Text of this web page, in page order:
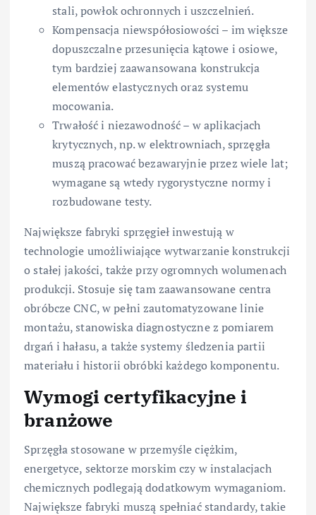
stali, powłok ochronnych i uszczelnień.
Kompensacja niewspółosiowości – im większe
dopuszczalne przesunięcia kątowe i osiowe,
tym bardziej zaawansowana konstrukcja
elementów elastycznych oraz systemu
mocowania.
Trwałość i niezawodność – w aplikacjach
krytycznych, np. w elektrowniach, sprzęgła
muszą pracować bezawaryjnie przez wiele lat;
wymagane są wtedy rygorystyczne normy i
rozbudowane testy.
Największe fabryki sprzęgieł inwestują w
technologie umożliwiające wytwarzanie konstrukcji
o stałej jakości, także przy ogromnych wolumenach
produkcji. Stosuje się tam zaawansowane centra
obróbcze CNC, w pełni zautomatyzowane linie
montażu, stanowiska diagnostyczne z pomiarem
drgań i hałasu, a także systemy śledzenia partii
materiału i historii obróbki każdego komponentu.
Wymogi certyfikacyjne i
branżowe
Sprzęgła stosowane w przemyśle ciężkim,
energetyce, sektorze morskim czy w instalacjach
chemicznych podlegają dodatkowym wymaganiom.
Największe fabryki muszą spełniać standardy, takie